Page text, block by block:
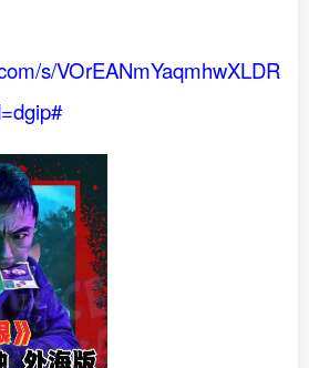
s/VOrEANmYaqmhwXLDR